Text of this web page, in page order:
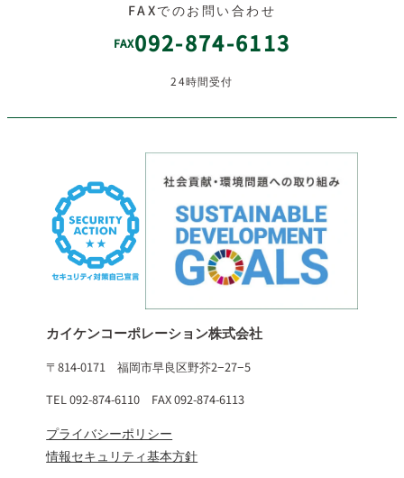
FAXでのお問い合わせ
FAX092-874-6113
24時間受付
カイケンコーポレーション株式会社
〒814-0171 福岡市早良区野芥2−27−5
TEL 092-874-6110 FAX 092-874-6113
プライバシーポリシー
情報セキュリティ基本方針